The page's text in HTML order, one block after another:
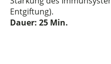
Entgiftung).
Dauer: 25 Min.